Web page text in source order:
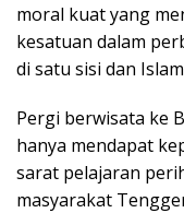
moral kuat yang
kesatuan dalam
di satu sisi dan
Pergi berwisata ke
hanya mendapat
sarat pelajaran
masyarakat